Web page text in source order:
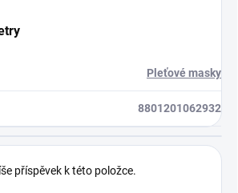
Pleťové masky
8801201062932
příspěvek k této položce.